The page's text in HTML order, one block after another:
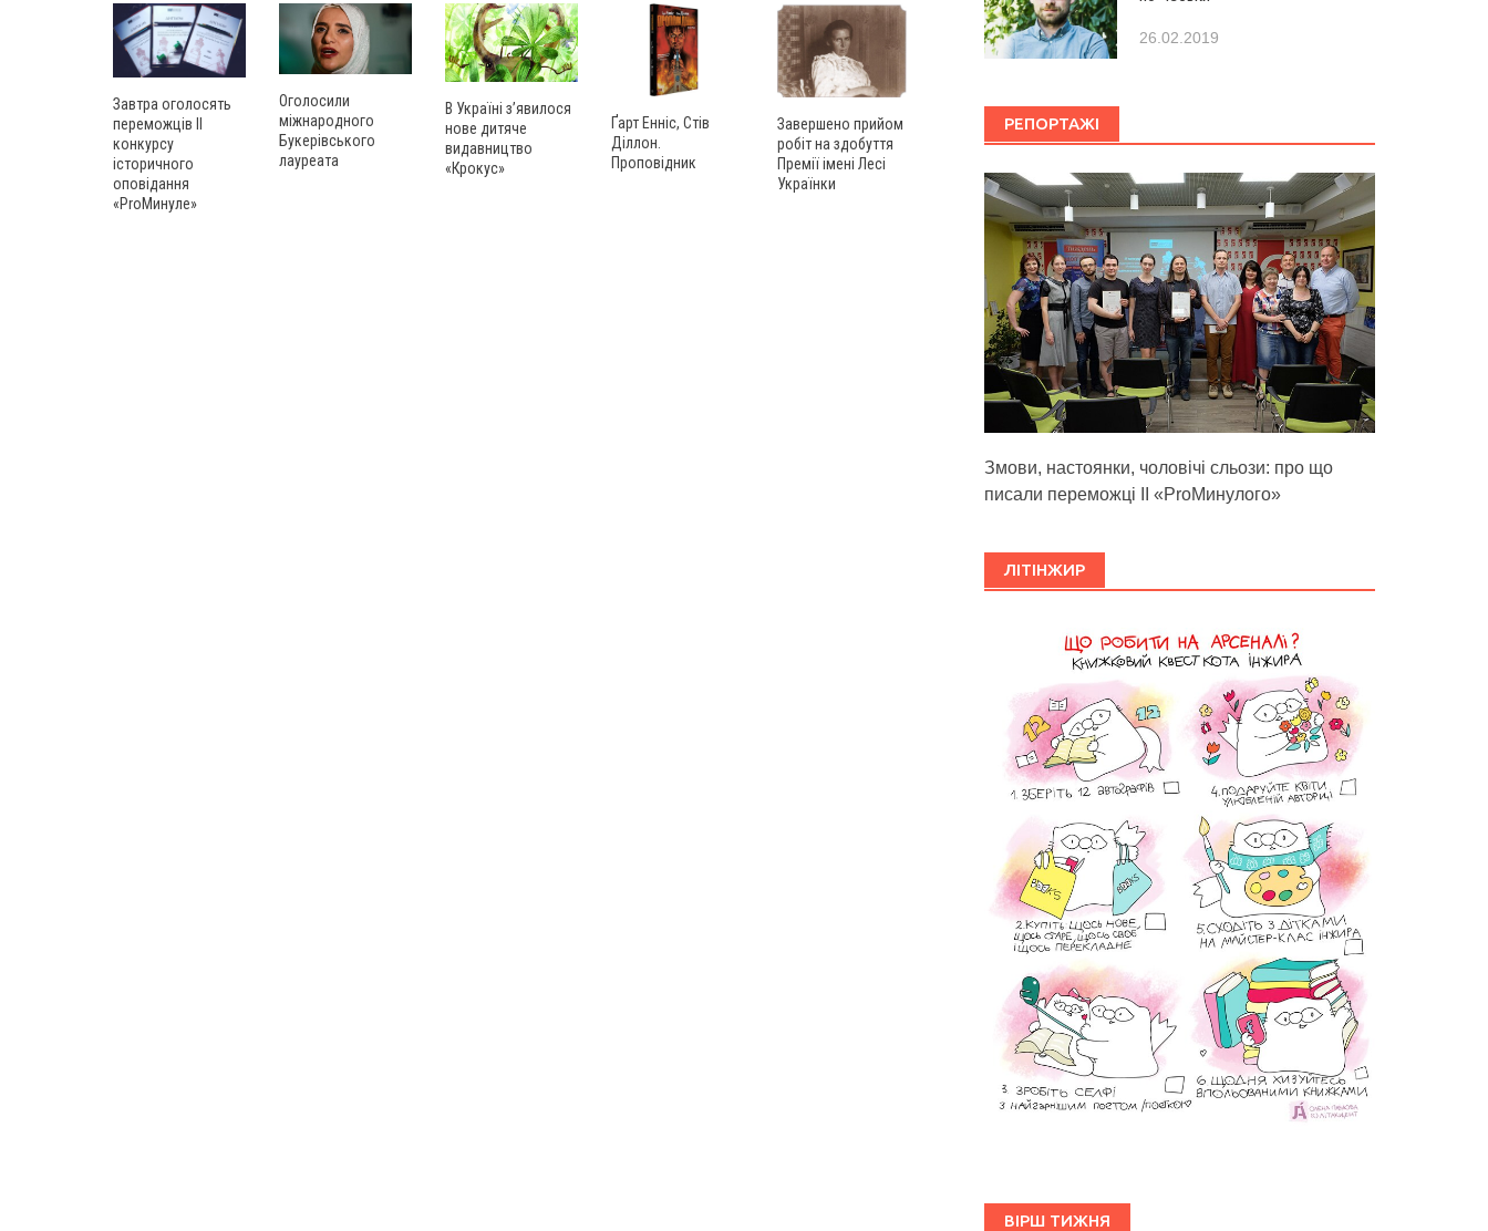
Завтра оголосять
переможців ІІ
конкурсу
історичного
оповідання
«ProМинуле»
Оголосили
міжнародного
Букерівського
лауреата
В Україні з’явилося
нове дитяче
видавництво
«Крокус»
Ґарт Енніс, Стів
Діллон.
Проповідник
Завершено прийом
робіт на здобуття
Премії імені Лесі
Українки
26.02.2019
РЕПОРТАЖІ
Змови, настоянки, чоловічі сльози: про що
писали переможці ІІ «ProМинулого»
ЛІТІНЖИР
ВІРШ ТИЖНЯ